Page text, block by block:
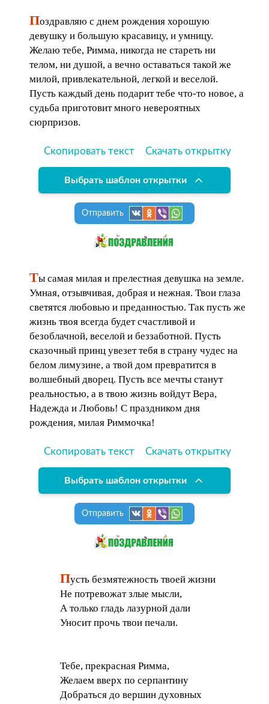
Поздравляю с днем рождения хорошую
девушку и большую красавицу, и умницу.
Желаю тебе, Римма, никогда не стареть ни
телом, ни душой, а вечно оставаться такой же
милой, привлекательной, легкой и веселой.
Пусть каждый день подарит тебе что-то новое, а
судьба приготовит много невероятных
сюрпризов.
Скопировать текст Скачать открытку
Выбрать шаблон открытки
Отправить
Ты самая милая и прелестная девушка на земле.
Умная, отзывчивая, добрая и нежная. Твои глаза
светятся любовью и преданностью. Так пусть же
жизнь твоя всегда будет счастливой и
безоблачной, веселой и беззаботной. Пусть
сказочный принц увезет тебя в страну чудес на
белом лимузине, а твой дом превратится в
волшебный дворец. Пусть все мечты станут
реальностью, а в твою жизнь войдут Вера,
Надежда и Любовь! С праздником дня
рождения, милая Риммочка!
Скопировать текст Скачать открытку
Выбрать шаблон открытки
Отправить
Пусть безмятежность твоей жизни
Не потревожат злые мысли,
А только гладь лазурной дали
Уносит прочь твои печали.
Тебе, прекрасная Римма,
Желаем вверх по серпантину
Добраться до вершин духовных